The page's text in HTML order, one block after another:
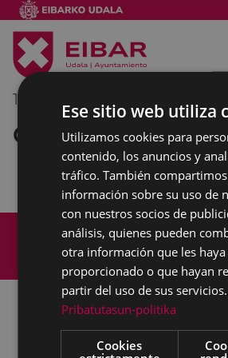
16/12/2020
Consejo Rector de
Política de cookies
Accesibilidad
Ese sitio web utiliza
Utilizamos cookies para
contenido, los anuncios y
tráfico. También compartimos
información sobre su uso de
con nuestros socios de
análisis, quienes pueden
otra información que les haya
proporcionado o que hayan
partir del uso de sus servicios.
Pribatutasun-politika
Cookies